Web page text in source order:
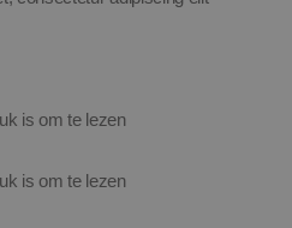
is om te lezen
is om te lezen